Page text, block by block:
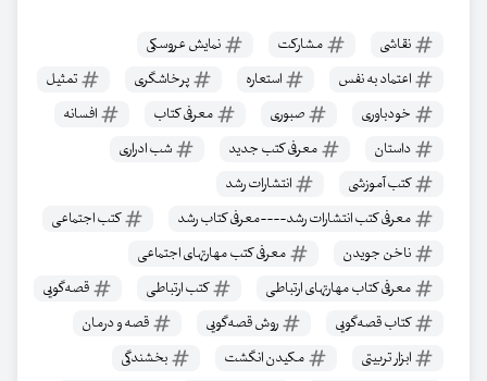
نقاشی مشارکت
نمایش عروسکی
اعتماد به نفس
استعاره پرخاشگری
تمثیل
خودباوری
صبوری معرفی کتاب
افسانه
داستان
معرفی کتب جدید
شب ادراری
کتب آموزشی
انتشارات رشد
معرفی کتب انتشارات رشد----معرفی کتاب رشد
کتب اجتماعی
ناخن جویدن
معرفی کتب مهارتهای اجتماعی
معرفی کتاب مهارتهای ارتباطی
کتب ارتباطی
قصه‌گویی
کتاب قصه‌گویی
روش قصه‌گویی
قصه و درمان
ابزار تربیتی
مکیدن انگشت
بخشندگی